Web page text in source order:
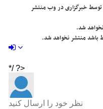
توسط خبرگزاری در وب منتشر
شد.
باشد منتشر نخواهد شد.